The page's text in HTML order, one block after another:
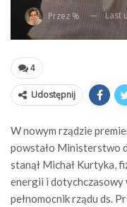
Przez % Last
4
Udostępnij
W nowym rządzie
powstało Ministerstwo
stanął Michał Kurtyka,
energii i
pełnomocnik rządu ds.